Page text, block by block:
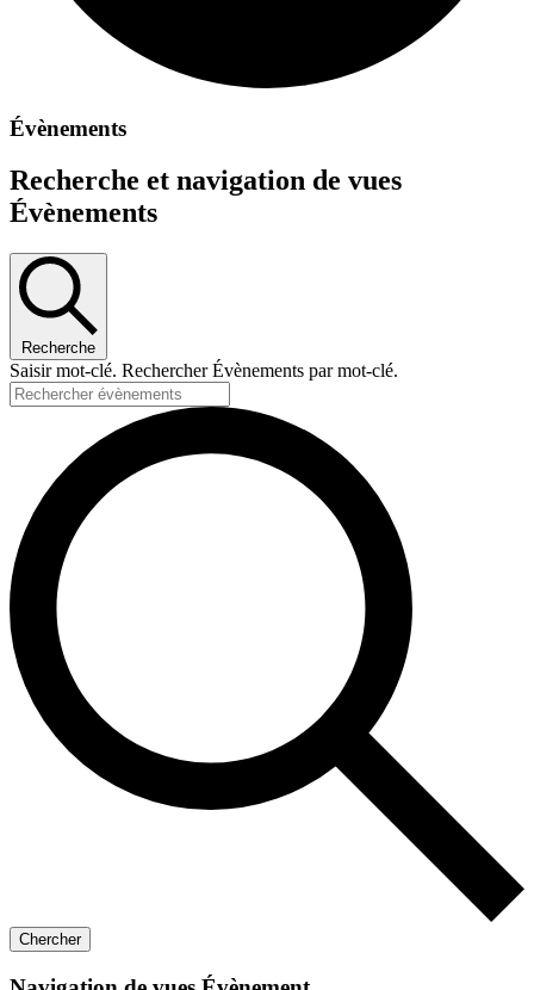
Évènements
Recherche et navigation de vues
Évènements
Recherche
Saisir mot-clé. Rechercher Évènements par mot-clé.
Chercher